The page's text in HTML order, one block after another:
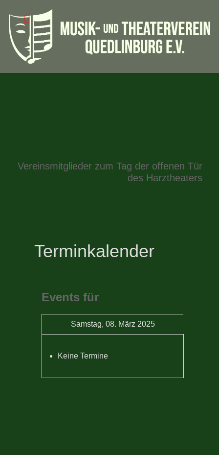
Vereinsmitglieder zum Tag der offenen Tür
des Harztheaters
Terminkalender
Events für
Samstag, 08. März 2025
Keine Termine